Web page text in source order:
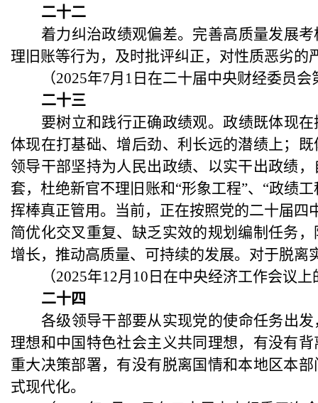
二十二
着力纠治政绩观偏差。完善高质量发展
理旧账等行为，及时批评纠正，对性质恶劣的
（2025年7月1日在二十届中央财经委员
二十三
要树立和践行正确政绩观。政绩既体现
体现在打基础、增后劲、利长远的潜绩上；
领导干部坚持为人民出政绩、以实干出政绩
套，杜绝新官不理旧账和“形象工程”、“政绩
挥棒真正管用。当前，正在按照党的二十届四
简优化交叉重复、缺乏实效的规划编制任务
增长，推动高质量、可持续的发展。对于脱
（2025年12月10日在中央经济工作会议上
二十四
各级领导干部要从实现党的使命任务出
理想和中国特色社会主义共同理想，有没有
重大决策部署，有没有脱离国情和本地区本
式现代化。